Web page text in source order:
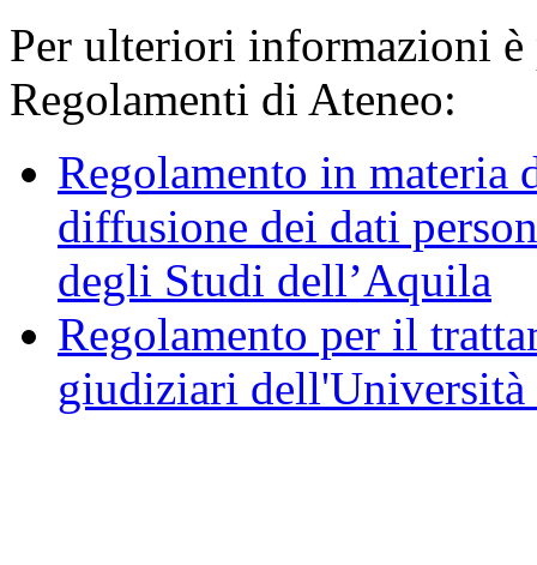
Per ulteriori informazioni è
Regolamenti di Ateneo:
Regolamento in materia
diffusione dei dati
degli Studi dell’Aquila
Regolamento per il
giudiziari